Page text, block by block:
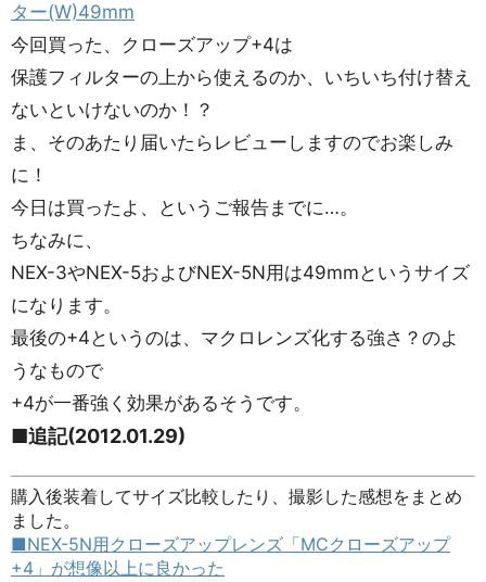
ター(W)49mm
今回買った、クローズアップ+4は
保護フィルターの上から使えるのか、いちいち付け替え
ないといけないのか！？
ま、そのあたり届いたらレビューしますのでお楽しみ
に！
今日は買ったよ、というご報告までに…。
ちなみに、
NEX-3やNEX-5およびNEX-5N用は49mmというサイズ
になります。
最後の+4というのは、マクロレンズ化する強さ？のよ
うなもので
+4が一番強く効果があるそうです。
■追記(2012.01.29)
購入後装着してサイズ比較したり、撮影した感想をまとめ
ました。
■NEX-5N用クローズアップレンズ「MCクローズアップ
+4」が想像以上に良かった